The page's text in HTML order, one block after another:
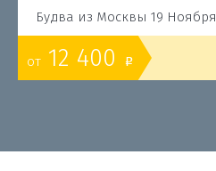
Будва из Москвы 19 Ноября
от 12 400 o